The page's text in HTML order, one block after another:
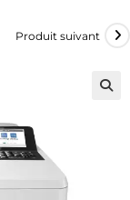
Produit suivant